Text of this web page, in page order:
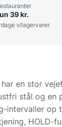
39 kr.
v/lagervarer
en stor
stål og en
intervaller op
HOLD-